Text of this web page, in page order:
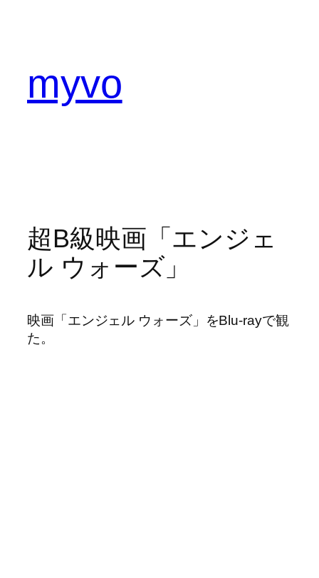
myvo
超B級映画「エンジェ
ル ウォーズ」
映画「エンジェル ウォーズ」をBlu-rayで観
た。